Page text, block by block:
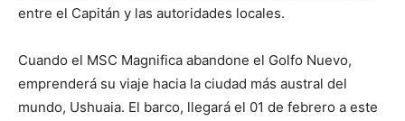
entre el Capitán y las autoridades locales.
Cuando el MSC Magnifica abandone el Golfo Nuevo,
emprenderá su viaje hacia la ciudad más austral del
mundo, Ushuaia. El barco, llegará el 01 de febrero a este